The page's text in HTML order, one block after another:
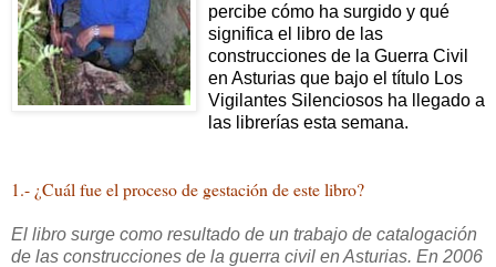
percibe cómo ha surgido y qué
significa el libro de las
construcciones de la Guerra Civil
en Asturias que bajo el título Los
Vigilantes Silenciosos ha llegado a
las librerías esta semana.
1.- ¿Cuál fue el proceso de gestación de este libro?
El libro surge como resultado de un trabajo de catalogación
de las construcciones de la guerra civil en Asturias. En 2006